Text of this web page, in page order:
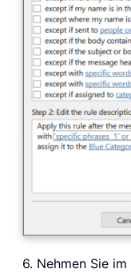
6. Nehmen Sie im